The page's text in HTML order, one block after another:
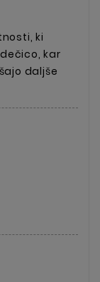
ki
kar
daljše